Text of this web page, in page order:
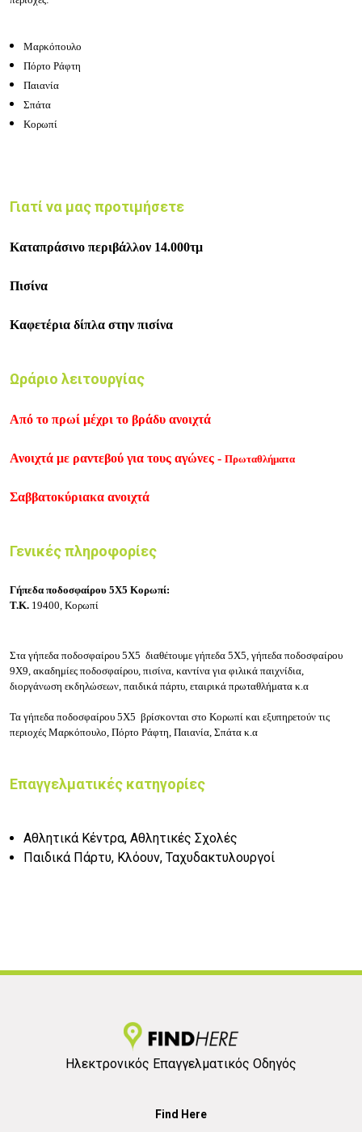
Μαρκόπουλο
Πόρτο Ράφτη
Παιανία
Σπάτα
Κορωπί
Γιατί να μας προτιμήσετε
Καταπράσινο περιβάλλον 14.000τμ
Πισίνα
Καφετέρια δίπλα στην πισίνα
Ωράριο λειτουργίας
Από το πρωί μέχρι το βράδυ ανοιχτά
Ανοιχτά με ραντεβού για τους αγώνες - Πρωταθλήματα
Σαββατοκύριακα ανοιχτά
Γενικές πληροφορίες
Γήπεδα ποδοσφαίρου 5Χ5 Κορωπί:
Τ.Κ. 19400, Κορωπί
Στα γήπεδα ποδοσφαίρου 5Χ5 διαθέτουμε γήπεδα 5X5, γήπεδα ποδοσφαίρου
9X9, ακαδημίες ποδοσφαίρου, πισίνα, καντίνα για φιλικά παιχνίδια,
διοργάνωση εκδηλώσεων, παιδικά πάρτυ, εταιρικά πρωταθλήματα κ.α
Τα γήπεδα ποδοσφαίρου 5Χ5 βρίσκονται στο Κορωπί και εξυπηρετούν τις
περιοχές Μαρκόπουλο, Πόρτο Ράφτη, Παιανία, Σπάτα κ.α
Επαγγελματικές κατηγορίες
Αθλητικά Κέντρα, Αθλητικές Σχολές
Παιδικά Πάρτυ, Κλόουν, Ταχυδακτυλουργοί
Ηλεκτρονικός Επαγγελματικός Οδηγός
Find Here